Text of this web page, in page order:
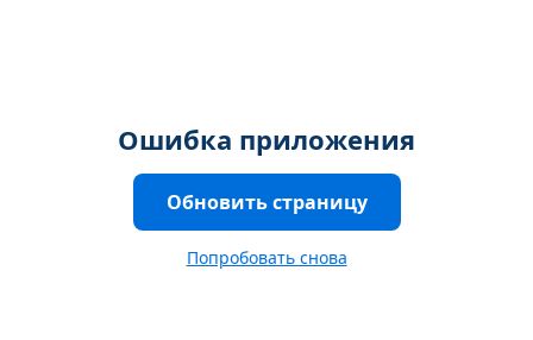
Ошибка приложения
Обновить страницу
Попробовать снова